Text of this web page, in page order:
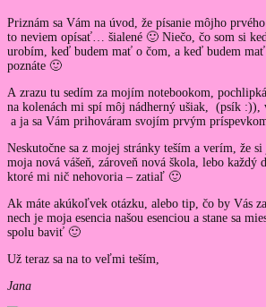
Priznám sa Vám na úvod, že písanie môjho
to neviem opísať… šialené 🙂 Niečo, čo som si
urobím, keď budem mať o čom, a keď budem
poznáte 🙂
A zrazu tu sedím za mojím notebookom,
na kolenách mi spí môj nádherný ušiak, (psík
a ja sa Vám prihováram svojím prvým
Neskutočne sa z mojej stránky teším a verím, že
moja nová vášeň, zároveň nová škola, lebo každý
ktoré mi nič nehovoria – zatiaľ 🙂
Ak máte akúkoľvek otázku, alebo tip, čo by Vás
nech je moja esencia našou esenciou a stane sa
spolu baviť 🙂
Už teraz sa na to veľmi teším,
Jana